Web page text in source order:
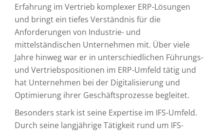
Erfahrung im Vertrieb komplexer ERP-Lösungen
und bringt ein tiefes Verständnis für die
Anforderungen von Industrie- und
mittelständischen Unternehmen mit. Über viele
Jahre hinweg war er in unterschiedlichen Führungs-
und Vertriebspositionen im ERP-Umfeld tätig und
hat Unternehmen bei der Digitalisierung und
Optimierung ihrer Geschäftsprozesse begleitet.
Besonders stark ist seine Expertise im IFS-Umfeld.
Durch seine langjährige Tätigkeit rund um IFS-